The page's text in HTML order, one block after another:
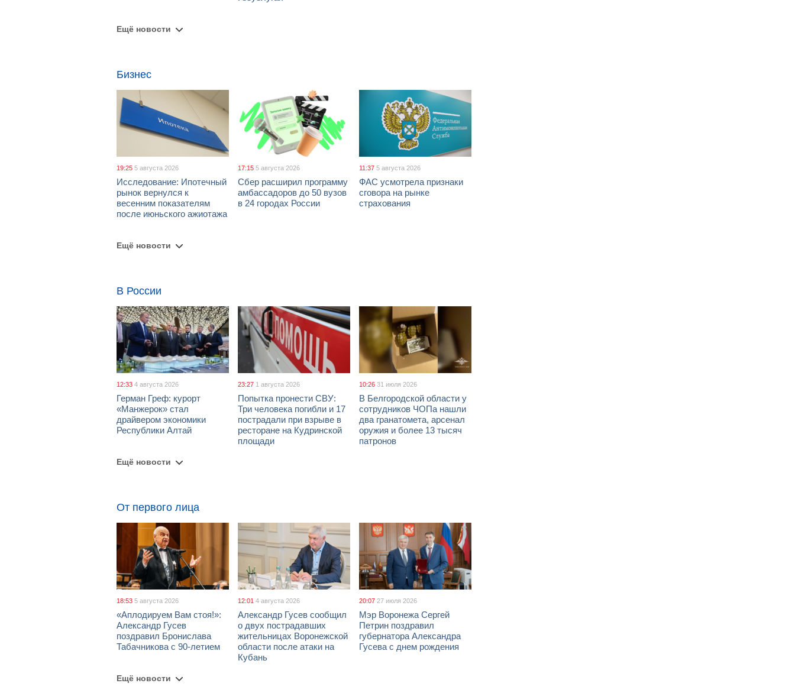
Ещё новости
Бизнес
19:25 5 августа 2026
Исследование: Ипотечный
рынок вернулся к
весенним показателям
после июньского ажиотажа
17:15 5 августа 2026
Сбер расширил программу
амбассадоров до 50 вузов
в 24 городах России
11:37 5 августа 2026
ФАС усмотрела признаки
сговора на рынке
страхования
Ещё новости
В России
12:33 4 августа 2026
Герман Греф: курорт
«Манжерок» стал
драйвером экономики
Республики Алтай
23:27 1 августа 2026
Попытка пронести СВУ:
Три человека погибли и 17
пострадали при взрыве в
ресторане на Кудринской
площади
10:26 31 июля 2026
В Белгородской области у
сотрудников ЧОПа нашли
два гранатомета, арсенал
оружия и более 13 тысяч
патронов
Ещё новости
От первого лица
18:53 5 августа 2026
«Аплодируем Вам стоя!»:
Александр Гусев
поздравил Бронислава
Табачникова с 90-летием
12:01 4 августа 2026
Александр Гусев сообщил
о двух пострадавших
жительницах Воронежской
области после атаки на
Кубань
20:07 27 июля 2026
Мэр Воронежа Сергей
Петрин поздравил
губернатора Александра
Гусева с днем рождения
Ещё новости